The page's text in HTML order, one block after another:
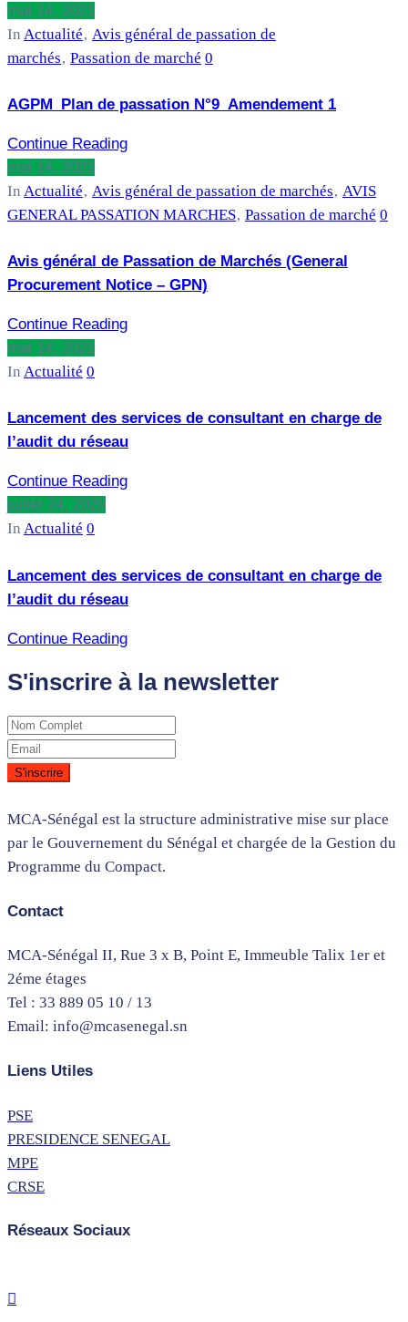
mai 14, 2021
In Actualité‚ Avis général de passation de
marchés‚ Passation de marché 0
AGPM_Plan de passation N°9_Amendement 1
Continue Reading
mai 14, 2021
In Actualité‚ Avis général de passation de marchés‚ AVIS
GENERAL PASSATION MARCHES‚ Passation de marché 0
Avis général de Passation de Marchés (General
Procurement Notice – GPN)
Continue Reading
mai 14, 2021
In Actualité 0
Lancement des services de consultant en charge de
l’audit du réseau
Continue Reading
juillet 24, 2020
In Actualité 0
Lancement des services de consultant en charge de
l’audit du réseau
Continue Reading
S'inscrire à la newsletter
MCA-Sénégal est la structure administrative mise sur place
par le Gouvernement du Sénégal et chargée de la Gestion du
Programme du Compact.
Contact
MCA-Sénégal II, Rue 3 x B, Point E, Immeuble Talix 1er et
2éme étages
Tel : 33 889 05 10 / 13
Email: info@mcasenegal.sn
Liens Utiles
PSE
PRESIDENCE SENEGAL
MPE
CRSE
Réseaux Sociaux